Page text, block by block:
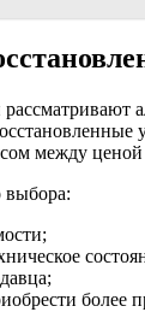
между ценой
выбора:
более